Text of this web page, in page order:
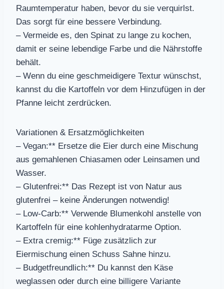
Raumtemperatur haben, bevor du sie verquirlst.
Das sorgt für eine bessere Verbindung.
– Vermeide es, den Spinat zu lange zu kochen,
damit er seine lebendige Farbe und die Nährstoffe
behält.
– Wenn du eine geschmeidigere Textur wünschst,
kannst du die Kartoffeln vor dem Hinzufügen in der
Pfanne leicht zerdrücken.
Variationen & Ersatzmöglichkeiten
– Vegan:** Ersetze die Eier durch eine Mischung
aus gemahlenen Chiasamen oder Leinsamen und
Wasser.
– Glutenfrei:** Das Rezept ist von Natur aus
glutenfrei – keine Änderungen notwendig!
– Low-Carb:** Verwende Blumenkohl anstelle von
Kartoffeln für eine kohlenhydratarme Option.
– Extra cremig:** Füge zusätzlich zur
Eiermischung einen Schuss Sahne hinzu.
– Budgetfreundlich:** Du kannst den Käse
weglassen oder durch eine billigere Variante